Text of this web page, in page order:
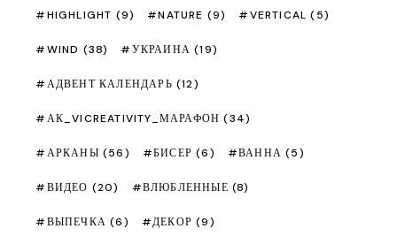
HIGHLIGHT (9) NATURE (9) VERTICAL (5)
WIND (38) УКРАИНА (19)
АДВЕНТ КАЛЕНДАРЬ (12)
АК_VICREATIVITY_МАРАФОН (34)
АРКАНЫ (56) БИСЕР (6) ВАННА (5)
ВИДЕО (20) ВЛЮБЛЕННЫЕ (8)
ВЫПЕЧКА (6) ДЕКОР (9)